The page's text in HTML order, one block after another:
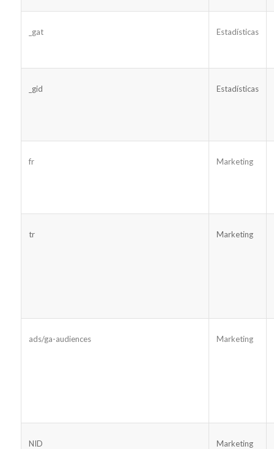
_gat Estadísticas
_gid Estadísticas
fr Marketing
tr Marketing
ads/ga-audiences Marketing
NID Marketing